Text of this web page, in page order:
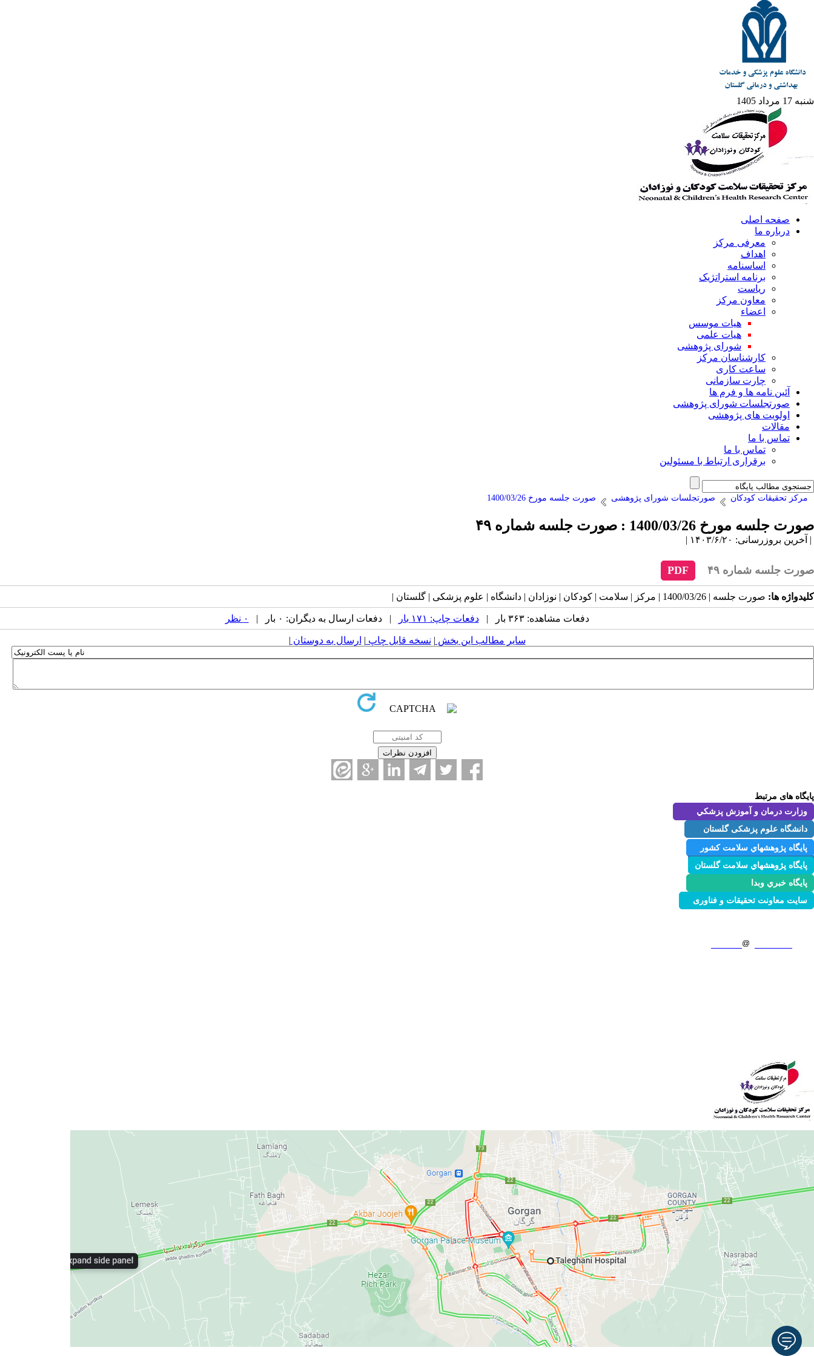
شنبه 17 مرداد 1405
صفحه اصلی
درباره ما
معرفی مرکز
اهداف
اساسنامه
برنامه استراتژیک
ریاست
معاون مرکز
اعضاء
هیات موسس
هیات علمی
شورای پژوهشی
کارشناسان مرکز
ساعت کاری
چارت سازمانی
آئین نامه ها و فرم ها
صورتجلسات شورای پژوهشی
اولویت های پژوهشی
مقالات
تماس با ما
تماس با ما
برقراری ارتباط با مسئولین
مرکز تحقیقات کودکان صورتجلسات شورای پژوهشی صورت جلسه مورخ 1400/03/26
صورت جلسه مورخ 1400/03/26 : صورت جلسه شماره ۴۹
| آخرین بروزرسانی: ۱۴۰۳/۶/۲۰ |
صورت جلسه شماره ۴۹ PDF
کلیدواژه ها: صورت جلسه | 1400/03/26 | مرکز | سلامت | کودکان | نوزادان | دانشگاه | علوم پزشکی | گلستان |
دفعات مشاهده: ۳۶۳ بار | دفعات چاپ: ۱۷۱ بار | دفعات ارسال به دیگران: ۰ بار | ۰ نظر
سایر مطالب این بخش | نسخه قابل چاپ | ارسال به دوستان |
پایگاه های مرتبط
وزارت درمان و آموزش پزشكي
دانشگاه علوم پزشکی گلستان
پايگاه پژوهشهاي سلامت كشور
پايگاه پژوهشهاي سلامت گلستان
پايگاه خبري وبدا
سایت معاونت تحقیقات و فناوری